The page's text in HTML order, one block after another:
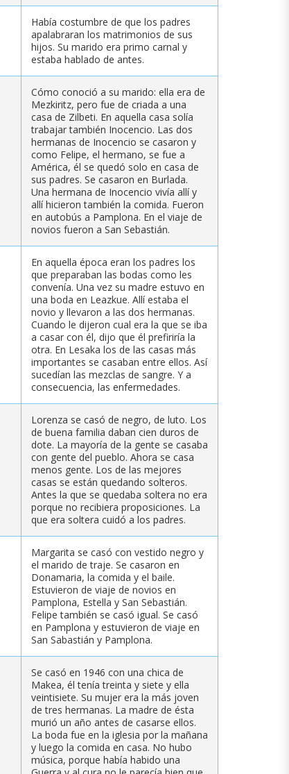
Había costumbre de que los padres
apalabraran los matrimonios de sus
hijos. Su marido era primo carnal y
estaba hablado de antes.
Cómo conoció a su marido: ella era de
Mezkiritz, pero fue de criada a una
casa de Zilbeti. En aquella casa solía
trabajar también Inocencio. Las dos
hermanas de Inocencio se casaron y
como Felipe, el hermano, se fue a
América, él se quedó solo en casa de
sus padres. Se casaron en Burlada.
Una hermana de Inocencio vivía allí y
allí hicieron también la comida. Fueron
en autobús a Pamplona. En el viaje de
novios fueron a San Sebastián.
En aquella época eran los padres los
que preparaban las bodas como les
convenía. Una vez su madre estuvo en
una boda en Leazkue. Allí estaba el
novio y llevaron a las dos hermanas.
Cuando le dijeron cual era la que se iba
a casar con él, dijo que él prefiriría la
otra. En Lesaka los de las casas más
importantes se casaban entre ellos. Así
sucedían las mezclas de sangre. Y a
consecuencia, las enfermedades.
Lorenza se casó de negro, de luto. Los
de buena familia daban cien duros de
dote. La mayoría de la gente se casaba
con gente del pueblo. Ahora se casa
menos gente. Los de las mejores
casas se están quedando solteros.
Antes la que se quedaba soltera no era
porque no recibiera proposiciones. La
que era soltera cuidó a los padres.
Margarita se casó con vestido negro y
el marido de traje. Se casaron en
Donamaria, la comida y el baile.
Estuvieron de viaje de novios en
Pamplona, Estella y San Sebastián.
Felipe también se casó igual. Se casó
en Pamplona y estuvieron de viaje en
San Sabastián y Pamplona.
Se casó en 1946 con una chica de
Makea, él tenía treinta y siete y ella
veintisiete. Su mujer era la más joven
de tres hermanas. La madre de ésta
murió un año antes de casarse ellos.
La boda fue en la iglesia por la mañana
y luego la comida en casa. No hubo
música, porque había habido una